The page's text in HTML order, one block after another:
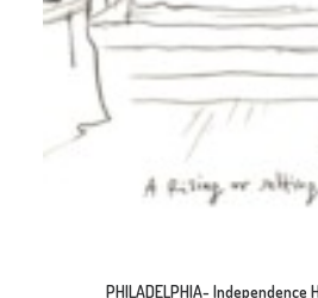
AJOUTER AU
PHILADELPHIA- Independence